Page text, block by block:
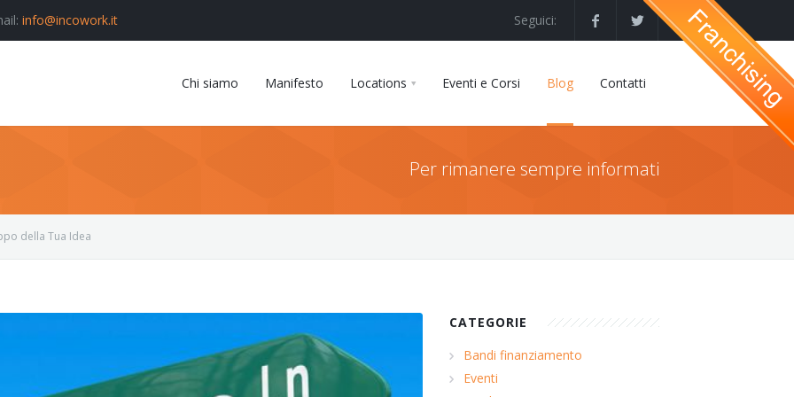
info@incowork.it Seguici:
Chi siamo Manifesto Locations Eventi e Corsi Blog Contatti
Per rimanere sempre informati
della Tua Idea
CATEGORIE
Bandi finanziamento
Eventi